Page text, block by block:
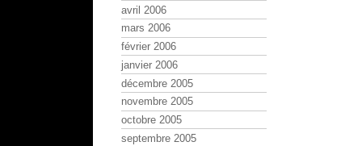
avril 2006
mars 2006
février 2006
janvier 2006
décembre 2005
novembre 2005
octobre 2005
septembre 2005